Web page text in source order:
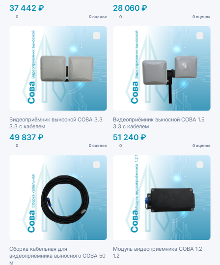
37 442 ₽
0 0 оценок
28 060 ₽
0 0 оценок
Видеоприёмник выносной СОВА 3.3
3.3 с кабелем
49 837 ₽
0 0 оценок
Видеоприёмник выносной СОВА 1.5
3.3 с кабелем
51 240 ₽
0 0 оценок
Сборка кабельная для
видеоприёмника выносного СОВА 50
м
Модуль видеоприёмника СОВА 1.2
1.2